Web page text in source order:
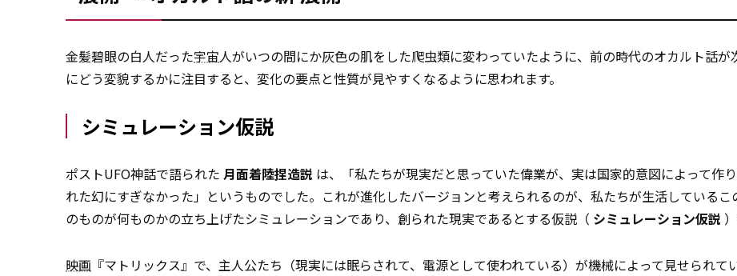
金髪碧眼の白人だった宇宙人がいつの間にか灰色の肌をした爬虫類に変わっていたように、前の時代のオカルト話が
にどう変貌するかに注目すると、変化の要点と性質が見やすくなるように思われます。
シミュレーション仮説
ポストUFO神話で語られた 月面着陸捏造説 は、「私たちが現実だと思っていた偉業が、実は国家的意図によって作
れた幻にすぎなかった」というものでした。これが進化したバージョンと考えられるのが、私たちが生活しているこ
のものが何ものかの立ち上げたシミュレーションであり、創られた現実であるとする仮説（ シミュレーション仮説
映画 『マトリックス』で、主人公たち（現実には眠らされて、電源として使われている）が機械によって見せられて